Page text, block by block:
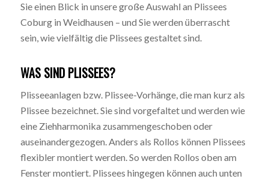
Sie einen Blick in unsere große Auswahl an Plissees
Coburg in Weidhausen – und Sie werden überrascht
sein, wie vielfältig die Plissees gestaltet sind.
WAS SIND PLISSEES?
Plisseeanlagen bzw. Plissee-Vorhänge, die man kurz als
Plissee bezeichnet. Sie sind vorgefaltet und werden wie
eine Ziehharmonika zusammengeschoben oder
auseinandergezogen. Anders als Rollos können Plissees
flexibler montiert werden. So werden Rollos oben am
Fenster montiert. Plissees hingegen können auch unten